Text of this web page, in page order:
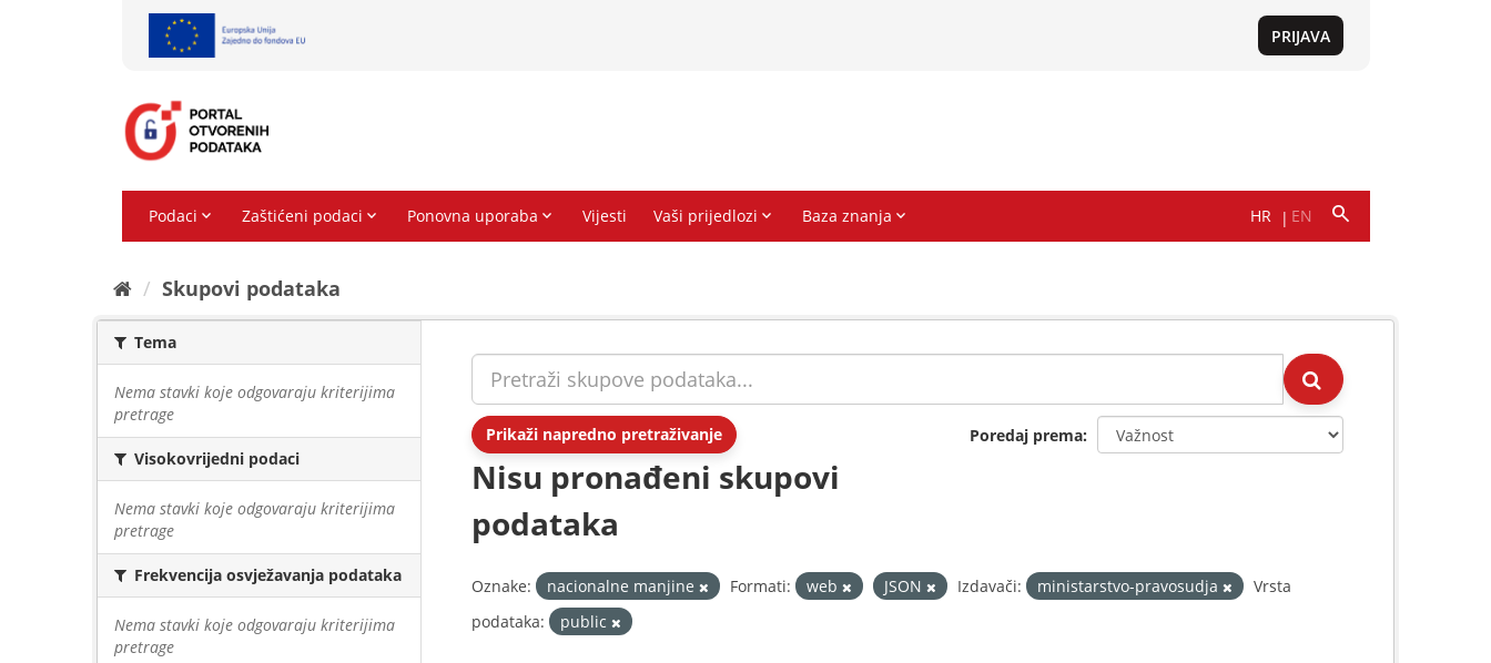
Skupovi podаtаkа
Tema
Nema stavki koje odgovaraju kriterijima
pretrage
Visokovrijedni podaci
Nema stavki koje odgovaraju kriterijima
pretrage
Frekvencija osvježavanja podataka
Nema stavki koje odgovaraju kriterijima
pretrage
Prikaži napredno pretraživanje Poredaj prema
Nisu pronađeni skupovi
podataka
Oznake: nacionalne manjine Formati: web JSON Izdavači: ministarstvo-pravosudja
Vrsta
podataka:
public